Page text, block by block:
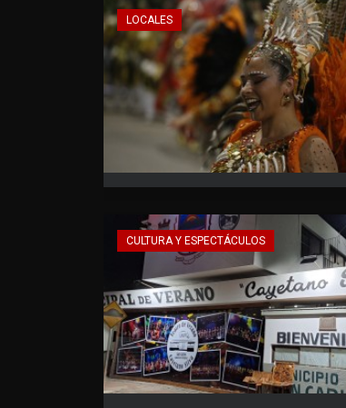
LOCALES
CULTURA Y ESPECTÁCULOS